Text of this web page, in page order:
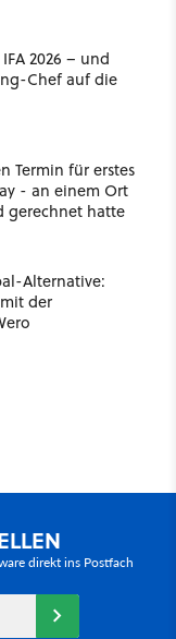
dass es nicht so
2026 – und
Chef auf die
Termin für erstes
- an einem Ort
gerechnet hatte
Alternative:
der
direkt ins Postfach